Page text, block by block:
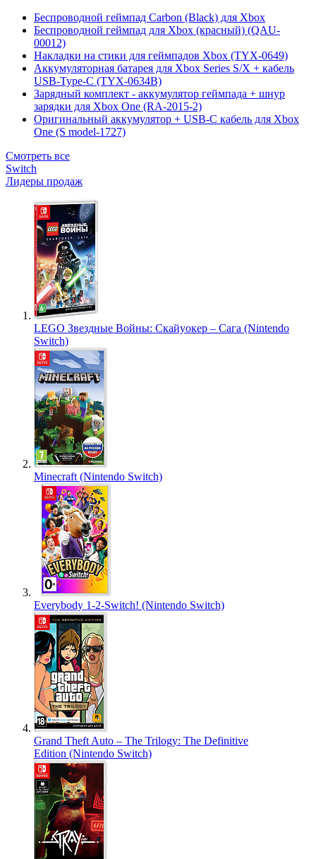
Беспроводной геймпад Carbon (Black) для Xbox
Беспроводной геймпад для Xbox (красный) (QAU-
00012)
Накладки на стики для геймпадов Xbox (TYX-0649)
Аккумуляторная батарея для Xbox Series S/X + кабель
USB-Type-C (TYX-0634B)
Зарядный комплект - аккумулятор геймпада + шнур
зарядки для Xbox One (RA-2015-2)
Оригинальный аккумулятор + USB-C кабель для Xbox
One (S model-1727)
Смотреть все
Switch
Лидеры продаж
LEGO Звездные Войны: Скайуокер – Сага (Nintendo
Switch)
Minecraft (Nintendo Switch)
Everybody 1-2-Switch! (Nintendo Switch)
Grand Theft Auto – The Trilogy: The Definitive
Edition (Nintendo Switch)